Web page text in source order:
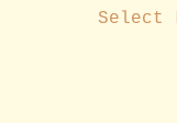
s
Select